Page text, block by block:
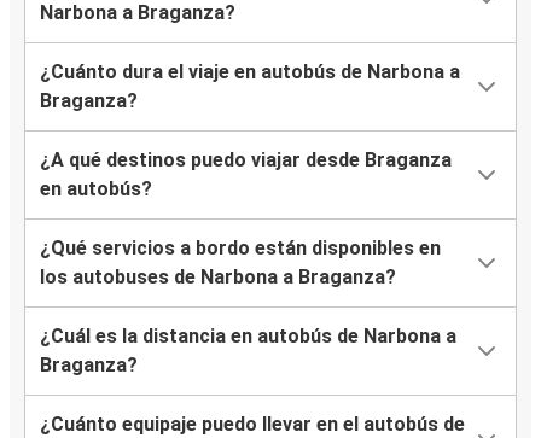
Narbona a Braganza?
¿Cuánto dura el viaje en autobús de Narbona a
Braganza?
¿A qué destinos puedo viajar desde Braganza
en autobús?
¿Qué servicios a bordo están disponibles en
los autobuses de Narbona a Braganza?
¿Cuál es la distancia en autobús de Narbona a
Braganza?
¿Cuánto equipaje puedo llevar en el autobús de